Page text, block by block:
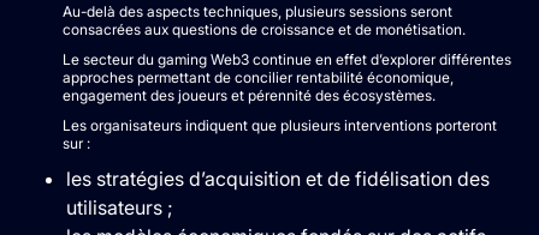
Au-delà des aspects techniques, plusieurs sessions seront
consacrées aux questions de croissance et de monétisation.
Le secteur du gaming Web3 continue en effet d’explorer différentes
approches permettant de concilier rentabilité économique,
engagement des joueurs et pérennité des écosystèmes.
Les organisateurs indiquent que plusieurs interventions porteront
sur :
les stratégies d’acquisition et de fidélisation des
utilisateurs ;